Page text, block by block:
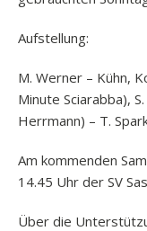
Aufstellung:
M. Werner – Kühn,
Minute Sciarabba),
Herrmann) – T.
Am kommenden
14.45 Uhr der SV
Über die